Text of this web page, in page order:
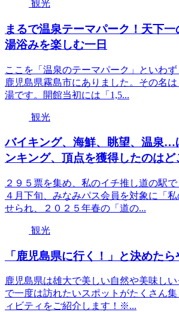
観光
まるで温泉テーマパーク！天下
湯浴みを楽しむ一日
ここを「温泉のテーマパーク」といわ
鹿児島県霧島市にありました。その名
湯です。開館当初には「1,5...
観光
バイキング、海鮮、眺望、温泉…
ンキング、頂点を獲得したのはど
２９５票を集め、私のイチ推し道の駅
４月下旬、みなみパス会員を対象に「
せられ、２０２５年春の「道の...
観光
「鹿児島県に行く！」と決めた
鹿児島県は雄大で美しい自然や美味し
で一度は訪れたいスポットがたくさん
ィビティをご紹介します！※...